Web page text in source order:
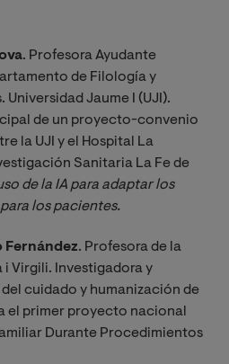
. Profesora Ayudante
de Filología y
Universidad Jaume I (UJI).
de un proyecto-convenio
la UJI y el Hospital La
Sanitaria La Fe de
de la IA para adaptar los
los pacientes.
Fernández. Profesora de la
i Virgili. Investigadora y
cuidado y humanización de
el primer proyecto nacional
Durante Procedimientos